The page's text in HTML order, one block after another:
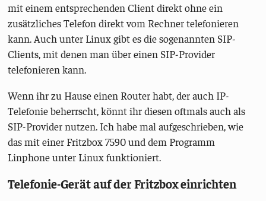
mit einem entsprechenden Client direkt ohne ein
zusätzliches Telefon direkt vom Rechner telefonieren
kann. Auch unter Linux gibt es die sogenannten SIP-
Clients, mit denen man über einen SIP-Provider
telefonieren kann.
Wenn ihr zu Hause einen Router habt, der auch IP-
Telefonie beherrscht, könnt ihr diesen oftmals auch als
SIP-Provider nutzen. Ich habe mal aufgeschrieben, wie
das mit einer Fritzbox 7590 und dem Programm
Linphone unter Linux funktioniert.
Telefonie-Gerät auf der Fritzbox einrichten